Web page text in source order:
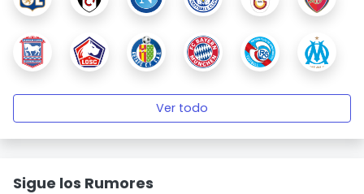
Ver todo
Sigue los Rumores